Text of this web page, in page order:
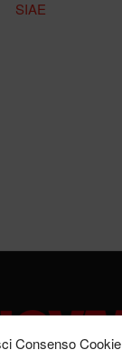
Consenso Cookie
SIAE